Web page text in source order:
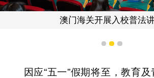
澳门海关开展入校普法讲座
1 2 3
因应“五一”假期将至，教育